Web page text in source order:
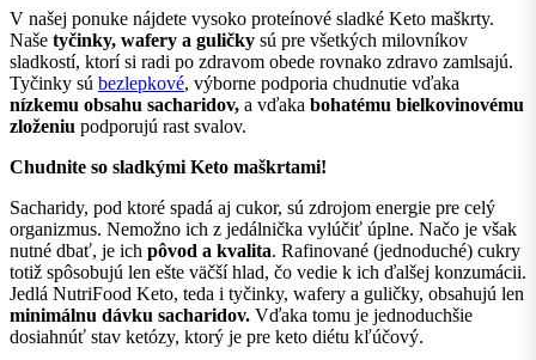
V našej ponuke nájdete vysoko proteínové sladké Keto maškrty.
Naše tyčinky, wafery a guličky sú pre všetkých milovníkov
sladkostí, ktorí si radi po zdravom obede rovnako zdravo zamlsajú.
Tyčinky sú bezlepkové, výborne podporia chudnutie vďaka
nízkemu obsahu sacharidov, a vďaka bohatému bielkovinovému
zloženiu podporujú rast svalov.
Chudnite so sladkými Keto maškrtami!
Sacharidy, pod ktoré spadá aj cukor, sú zdrojom energie pre celý
organizmus. Nemožno ich z jedálnička vylúčiť úplne. Načo je však
nutné dbať, je ich pôvod a kvalita. Rafinované (jednoduché) cukry
totiž spôsobujú len ešte väčší hlad, čo vedie k ich ďalšej konzumácii.
Jedlá NutriFood Keto, teda i tyčinky, wafery a guličky, obsahujú len
minimálnu dávku sacharidov. Vďaka tomu je jednoduchšie
dosiahnúť stav ketózy, ktorý je pre keto diétu kľúčový.